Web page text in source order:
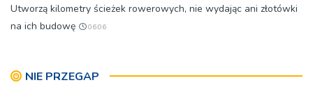
Utworzą kilometry ścieżek rowerowych, nie wydając ani złotówki
na ich budowę
06:06
NIE PRZEGAP